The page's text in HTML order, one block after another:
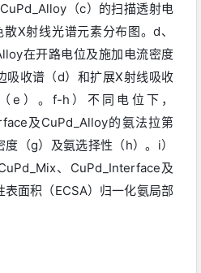
（c）的扫描透射电
X射线光谱元素分布图。d、
在开路电位及施加电流密度
吸收谱（d）和扩展X射线吸收
e）。f-h）不同电位下，
及CuPd_Alloy的氨法拉第
（g）及氨选择性（h）。i）
、CuPd_Interface及
面积（ECSA）归一化氨局部